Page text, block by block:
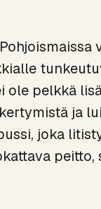
ole pelkkä
ja
joka